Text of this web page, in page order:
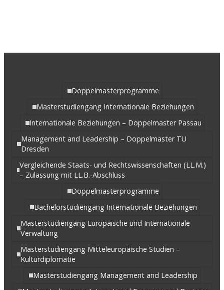
Doppelmasterprogramme
Masterstudiengang Internationale Beziehungen
Internationale Beziehungen – Doppelmaster Passau
Management and Leadership – Doppelmaster TU
Dresden
Vergleichende Staats- und Rechtswissenschaften (LL.M.)
– Zulassung mit LL.B.-Abschluss
Doppelmasterprogramme
Bachelorstudiengang Internationale Beziehungen
Masterstudiengang Europäische und Internationale
Verwaltung
Masterstudiengang Mitteleuropäische Studien –
Kulturdiplomatie
Masterstudiengang Management and Leadership